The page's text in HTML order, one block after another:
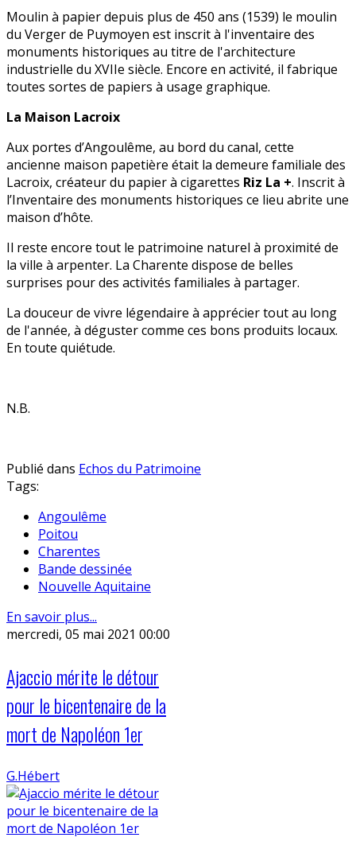
Moulin à papier depuis plus de 450 ans (1539) le moulin
du Verger de Puymoyen est inscrit à l'inventaire des
monuments historiques au titre de l'architecture
industrielle du XVIIe siècle. Encore en activité, il fabrique
toutes sortes de papiers à usage graphique.
La Maison Lacroix
Aux portes d’Angoulême, au bord du canal, cette
ancienne maison papetière était la demeure familiale des
Lacroix, créateur du papier à cigarettes Riz La +. Inscrit à
l’Inventaire des monuments historiques ce lieu abrite une
maison d’hôte.
Il reste encore tout le patrimoine naturel à proximité de
la ville à arpenter. La Charente dispose de belles
surprises pour des activités familiales à partager.
La douceur de vivre légendaire à apprécier tout au long
de l'année, à déguster comme ces bons produits locaux.
En toute quiétude.
N.B.
Publié dans Echos du Patrimoine
Tags:
Angoulême
Poitou
Charentes
Bande dessinée
Nouvelle Aquitaine
En savoir plus...
mercredi, 05 mai 2021 00:00
Ajaccio mérite le détour
pour le bicentenaire de la
mort de Napoléon 1er
G.Hébert